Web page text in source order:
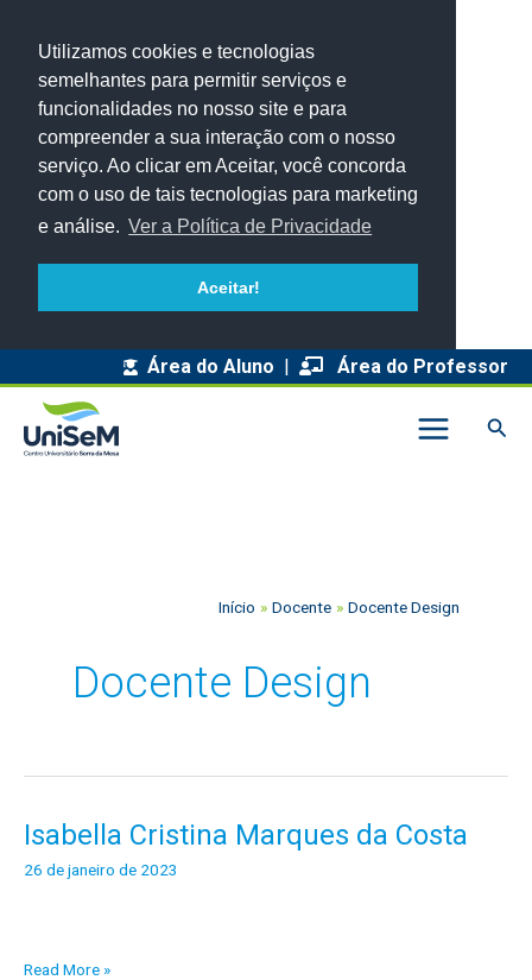
Utilizamos cookies e tecnologias
semelhantes para permitir serviços e
funcionalidades no nosso site e para
compreender a sua interação com o nosso
serviço. Ao clicar em Aceitar, você concorda
com o uso de tais tecnologias para marketing
e análise. Ver a Política de Privacidade
Aceitar!
Área do Aluno | Área do Professor
Início Docente Docente Design
Docente Design
Isabella Cristina Marques da Costa
26 de janeiro de 2023
Isabella
Cristina
Read More »
q
u